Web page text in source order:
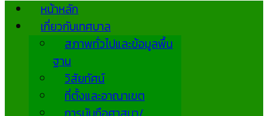
หน้าหลัก
เกี่ยวกับเทศบาล
สภาพทั่วไปและข้อมูลพื้น
ฐาน
วิสัยทัศน์
ที่ตั้งและอาณาเขต